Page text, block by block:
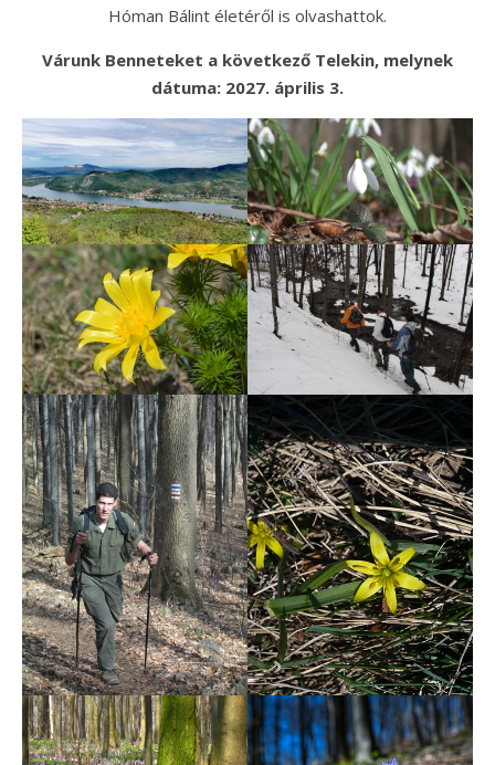
Hóman Bálint életéről is olvashattok.
Várunk Benneteket a következő Telekin, melynek
dátuma: 2027. április 3.